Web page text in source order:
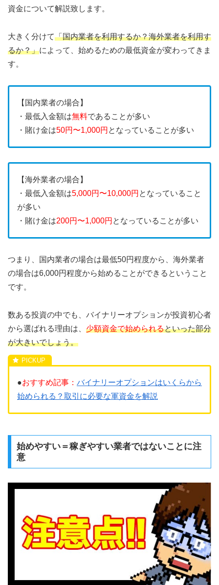
資金について解説致します。
大きく分けて「国内業者を利用するか？海外業者を利用す
るか？」によって、始めるための最低資金が変わってきま
す。
【国内業者の場合】
・最低入金額は無料であることが多い
・賭け金は50円〜1,000円 となっていることが多い
【海外業者の場合】
・最低入金額は5,000円〜10,000円 となっていること
が多い
・賭け金は200円〜1,000円 となっていることが多い
つまり、国内業者の場合は最低50円程度から、海外業者
の場合は6,000円程度から始めることができるということ
です。
数ある投資の中でも、バイナリーオプションが投資初心者
から選ばれる理由は、 少額資金で始められるといった部分
が大きいでしょう。
●おすすめ記事： バイナリーオプションはいくらから
始められる？取引に必要な軍資金を解説
始めやすい＝稼ぎやすい業者ではないことに注
意